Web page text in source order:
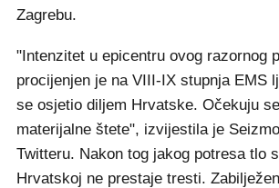
Zagrebu.
"Intenzitet u epicentru ovog razornog
procijenjen je na VIII-IX stupnja EMS
se osjetio diljem Hrvatske. Očekuju
materijalne štete", izvijestila je
Twitteru. Nakon tog jakog potresa tlo
Hrvatskoj ne prestaje tresti.